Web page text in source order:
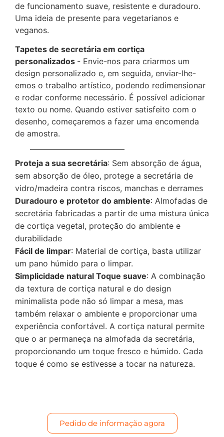
de funcionamento suave, resistente e duradouro.
Uma ideia de presente para vegetarianos e
veganos.
Tapetes de secretária em cortiça
personalizados - Envie-nos para criarmos um
design personalizado e, em seguida, enviar-lhe-
emos o trabalho artístico, podendo redimensionar
e rodar conforme necessário. É possível adicionar
texto ou nome. Quando estiver satisfeito com o
desenho, começaremos a fazer uma encomenda
de amostra.
Proteja a sua secretária: Sem absorção de água,
sem absorção de óleo, protege a secretária de
vidro/madeira contra riscos, manchas e derrames
Duradouro e protetor do ambiente: Almofadas de
secretária fabricadas a partir de uma mistura única
de cortiça vegetal, proteção do ambiente e
durabilidade
Fácil de limpar: Material de cortiça, basta utilizar
um pano húmido para o limpar.
Simplicidade natural Toque suave: A combinação
da textura de cortiça natural e do design
minimalista pode não só limpar a mesa, mas
também relaxar o ambiente e proporcionar uma
experiência confortável. A cortiça natural permite
que o ar permaneça na almofada da secretária,
proporcionando um toque fresco e húmido. Cada
toque é como se estivesse a tocar na natureza.
Pedido de informação agora